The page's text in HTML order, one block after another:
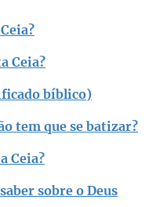
Ceia?
bíblico)
tem que se batizar?
Ceia?
sobre o Deus